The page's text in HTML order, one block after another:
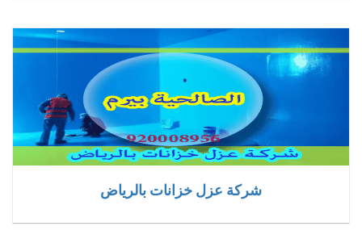
شركة عزل خزانات بالرياض